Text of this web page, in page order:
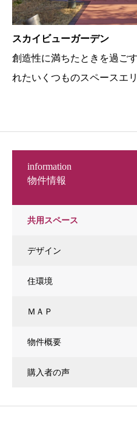
スカイビューガーデン
創造性に満ちたときを過ご
れたいくつものスペースエ
物件情報
information
共用スペース
デザイン
住環境
ＭＡＰ
物件概要
購入者の声